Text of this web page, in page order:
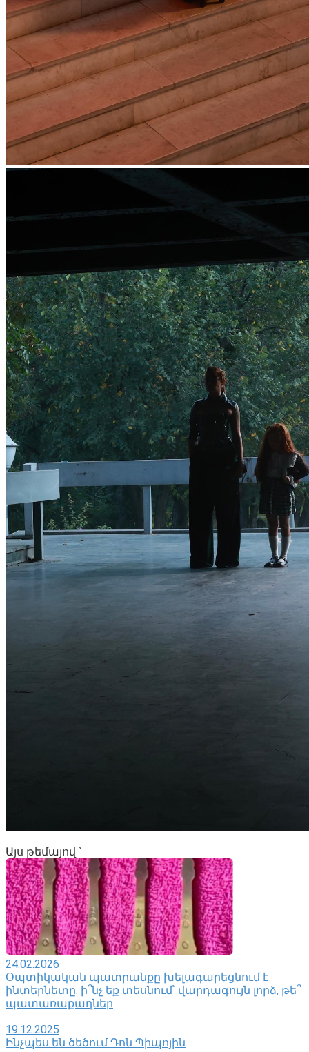
Այս թեմայով ՝
24.02.2026
Օպտիկական պատրանքը խելագարեցնում է
ինտերնետը. ի՞նչ եք տեսնում՝ վարդագույն լորձ, թե՞
պատառաքաղներ
19.12.2025
Ինչպես են ծեծում Դոն Պիպոյին